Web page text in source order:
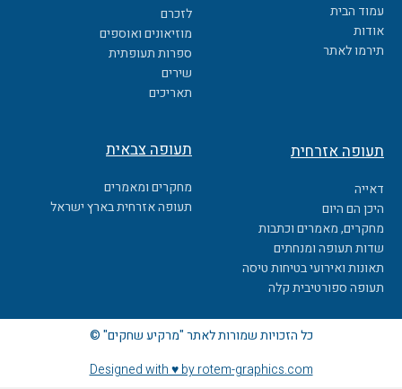
עמוד הבית
אודות
תירמו לאתר
לזכרם
מוזיאונים ואוספים
ספרות תעופתית
שירים
תאריכים
תעופה אזרחית
דאייה
היכן הם היום
מחקרים, מאמרים וכתבות
שדות תעופה ומנחתים
תאונות ואירועי בטיחות טיסה
תעופה ספורטיבית קלה
תעופה צבאית
מחקרים ומאמרים
תעופה אזרחית בארץ ישראל
כל הזכויות שמורות לאתר "מרקיע שחקים" ©
Designed with ♥ by rotem-graphics.com